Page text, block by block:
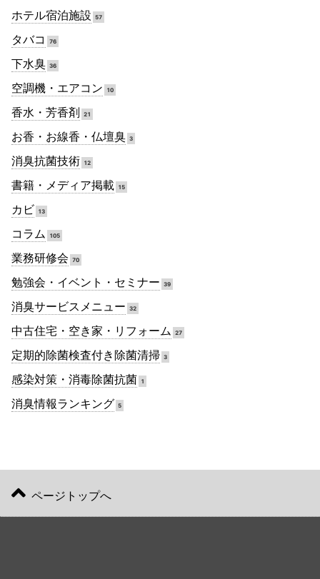
ホテル宿泊施設 57
タバコ 76
下水臭 36
空調機・エアコン 10
香水・芳香剤 21
お香・お線香・仏壇臭 3
消臭抗菌技術 12
書籍・メディア掲載 15
カビ 13
コラム 105
業務研修会 70
勉強会・イベント・セミナー 39
消臭サービスメニュー 32
中古住宅・空き家・リフォーム 27
定期的除菌検査付き除菌清掃 3
感染対策・消毒除菌抗菌 1
消臭情報ランキング 5
ページトップへ